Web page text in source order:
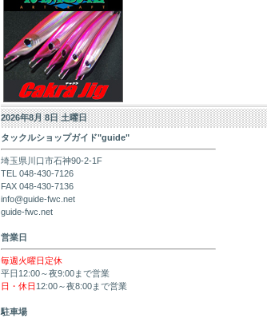
2026年8月 8日 土曜日
タックルショップガイド"guide"
埼玉県川口市石神90-2-1F
TEL 048-430-7126
FAX 048-430-7136
info@guide-fwc.net
guide-fwc.net
営業日
毎週火曜日定休
平日12:00～夜9:00まで営業
日・休日 12:00～夜8:00まで営業
駐車場